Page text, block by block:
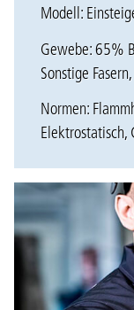
Modell:
Gewebe: 65%
Sonstige
Normen:
Elektrostatisch,